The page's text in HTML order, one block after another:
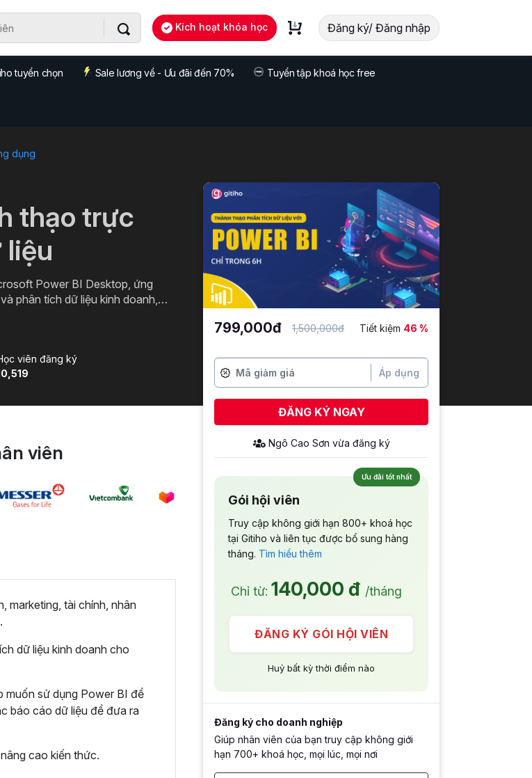
Kích hoạt khóa học Đăng ký/ Đăng nhập
tuyển chọn Sale lương về - Ưu đãi đến 70% Tuyển tập khoá học free
dụng
thạo trực
liệu
Power BI Desktop, ứng
phân tích dữ liệu kinh doanh,
viên đăng ký
viên
marketing, tài chính, nhân
dữ liệu kinh doanh cho
muốn sử dụng Power BI để
báo cáo dữ liệu để đưa ra
cao kiến thức.
799,000đ 1,500,000đ Tiết kiệm 46 %
Áp dụng
ĐĂNG KÝ NGAY
Ưu đãi tốt nhất
Gói hội viên
Truy cập không giới hạn 800+ khoá học
tại Gitiho và liên tục được bổ sung hàng
tháng. Tìm hiểu thêm
Chỉ từ: 140,000 đ /tháng
ĐĂNG KÝ GÓI HỘI VIÊN
Huỷ bất kỳ thời điểm nào
Đăng ký cho doanh nghiệp
Giúp nhân viên của bạn truy cập không giới
hạn 700+ khoá học, mọi lúc, mọi nơi